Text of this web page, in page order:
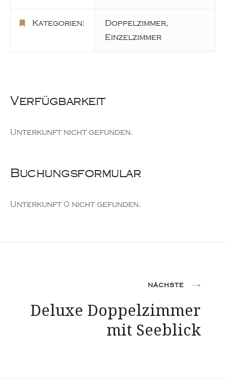
Kategorien: Doppelzimmer,
Einzelzimmer
Verfügbarkeit
Unterkunft nicht gefunden.
Buchungsformular
Unterkunft 0 nicht gefunden.
Beitragsnavigation
NÄCHSTE
Deluxe Doppelzimmer
mit Seeblick